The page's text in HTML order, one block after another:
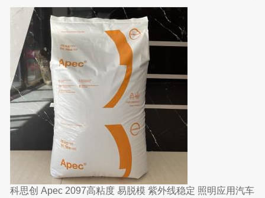
科思创 Apec 2097高粘度 易脱模 紫外线稳定 照明应用汽车